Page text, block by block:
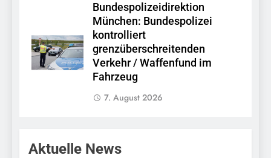
Bundespolizeidirektion
München: Bundespolizei
kontrolliert
grenzüberschreitenden
Verkehr / Waffenfund im
Fahrzeug
7. August 2026
Aktuelle News